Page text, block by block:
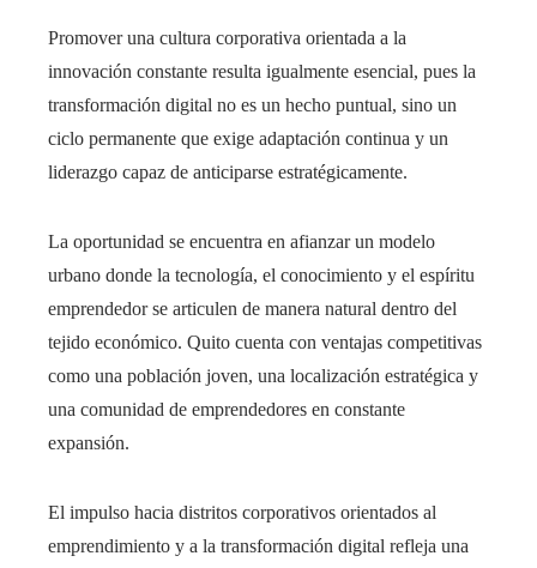
Promover una cultura corporativa orientada a la
innovación constante resulta igualmente esencial, pues la
transformación digital no es un hecho puntual, sino un
ciclo permanente que exige adaptación continua y un
liderazgo capaz de anticiparse estratégicamente.
La oportunidad se encuentra en afianzar un modelo
urbano donde la tecnología, el conocimiento y el espíritu
emprendedor se articulen de manera natural dentro del
tejido económico. Quito cuenta con ventajas competitivas
como una población joven, una localización estratégica y
una comunidad de emprendedores en constante
expansión.
El impulso hacia distritos corporativos orientados al
emprendimiento y a la transformación digital refleja una